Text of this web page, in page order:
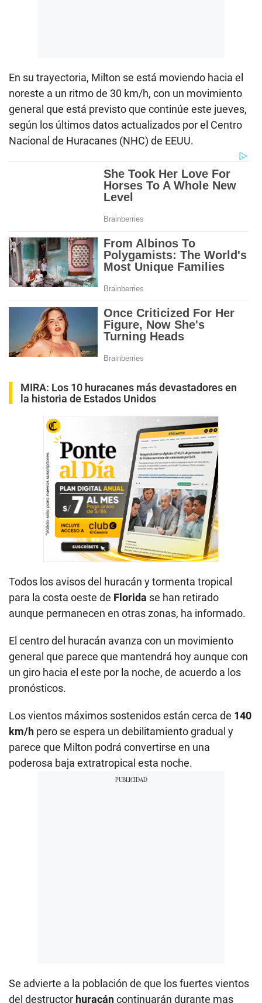
En su trayectoria, Milton se está moviendo hacia el
noreste a un ritmo de 30 km/h, con un movimiento
general que está previsto que continúe este jueves,
según los últimos datos actualizados por el Centro
Nacional de Huracanes (NHC) de EEUU.
MIRA: Los 10 huracanes más devastadores en
la historia de Estados Unidos
Todos los avisos del huracán y tormenta tropical
para la costa oeste de Florida se han retirado
aunque permanecen en otras zonas, ha informado.
El centro del huracán avanza con un movimiento
general que parece que mantendrá hoy aunque con
un giro hacia el este por la noche, de acuerdo a los
pronósticos.
Los vientos máximos sostenidos están cerca de 140
km/h pero se espera un debilitamiento gradual y
parece que Milton podrá convertirse en una
poderosa baja extratropical esta noche.
Se advierte a la población de que los fuertes vientos
del destructor huracáncontinuarán durante mas